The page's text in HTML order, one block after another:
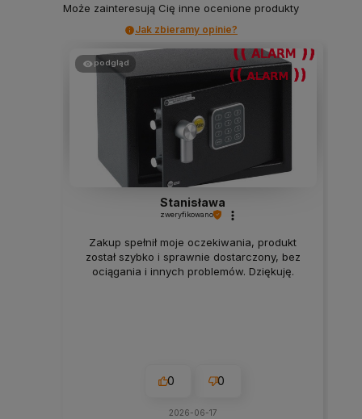
Może zainteresują Cię inne ocenione produkty
Jak zbieramy opinie?
podgląd
Stanisława
zweryfikowano
Zakup spełnił moje oczekiwania, produkt
został szybko i sprawnie dostarczony, bez
ociągania i innych problemów. Dziękuję.
0 0
2026-06-17